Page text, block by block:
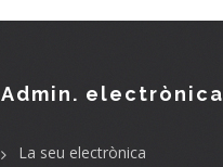
Admin. electrònica
La seu electrònica